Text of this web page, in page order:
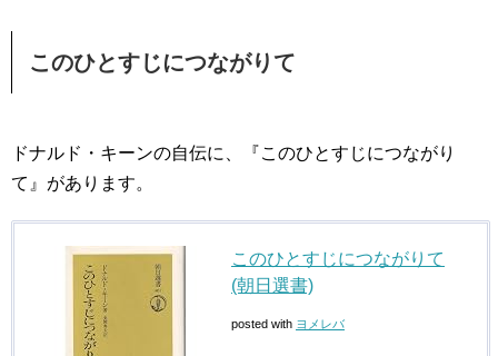
このひとすじにつながりて
ドナルド・キーンの自伝に、『このひとすじにつながり
て』があります。
このひとすじにつながりて
(朝日選書)
posted with ヨメレバ